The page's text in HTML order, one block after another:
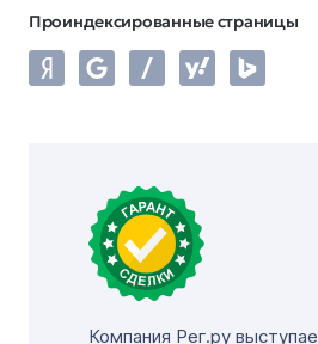
Проиндексированные страницы
Компания Рег.ру